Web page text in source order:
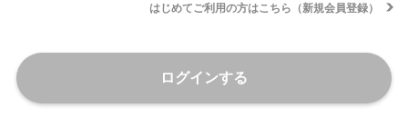
はじめてご利用の方はこちら（新規会員登録）
ログインする